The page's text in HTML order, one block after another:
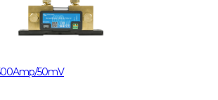
50mV